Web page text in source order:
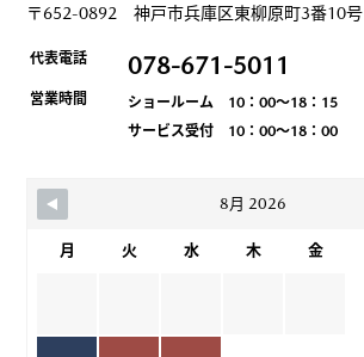
〒652-0892 神戸市兵庫区東柳原町3番10号
代表電話 078-671-5011
営業時間
ショールーム 10：00～18：15
サービス受付 10：00～18：00
8月 2026
月 火 水 木 金